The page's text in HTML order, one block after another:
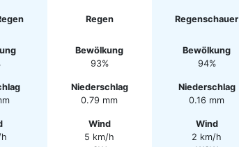
Regen
Bewölkung
93%
Niederschlag
0.79 mm
Wind
5 km/h
Regenschauer
Bewölkung
94%
Niederschlag
0.16 mm
Wind
2 km/h